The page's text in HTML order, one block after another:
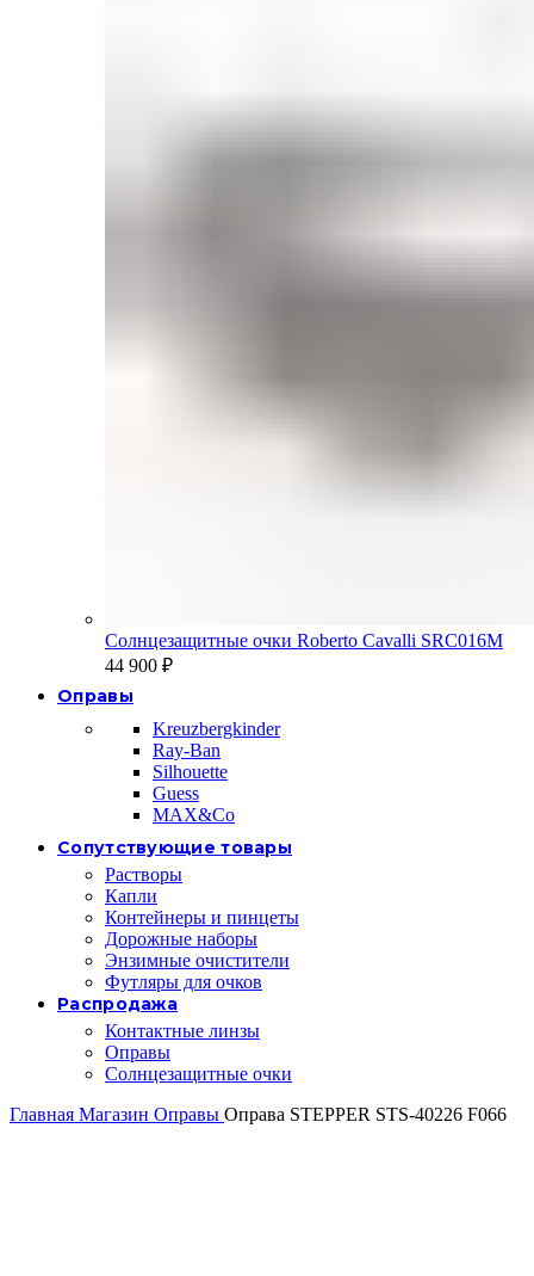
Солнцезащитные очки Roberto Cavalli SRC016M
44 900 ₽
Оправы
Kreuzbergkinder
Ray-Ban
Silhouette
Guess
MAX&Co
Сопутствующие товары
Растворы
Капли
Контейнеры и пинцеты
Дорожные наборы
Энзимные очистители
Футляры для очков
Распродажа
Контактные линзы
Оправы
Солнцезащитные очки
Главная Магазин Оправы Оправа STEPPER STS-40226 F066